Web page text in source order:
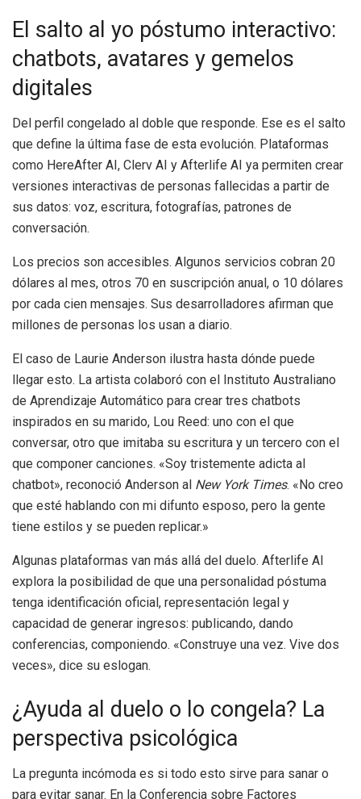
El salto al yo póstumo interactivo:
chatbots, avatares y gemelos
digitales
Del perfil congelado al doble que responde. Ese es el salto
que define la última fase de esta evolución. Plataformas
como HereAfter AI, Clerv AI y Afterlife AI ya permiten crear
versiones interactivas de personas fallecidas a partir de
sus datos: voz, escritura, fotografías, patrones de
conversación.
Los precios son accesibles. Algunos servicios cobran 20
dólares al mes, otros 70 en suscripción anual, o 10 dólares
por cada cien mensajes. Sus desarrolladores afirman que
millones de personas los usan a diario.
El caso de Laurie Anderson ilustra hasta dónde puede
llegar esto. La artista colaboró con el Instituto Australiano
de Aprendizaje Automático para crear tres chatbots
inspirados en su marido, Lou Reed: uno con el que
conversar, otro que imitaba su escritura y un tercero con el
que componer canciones. «Soy tristemente adicta al
chatbot», reconoció Anderson al New York Times. «No creo
que esté hablando con mi difunto esposo, pero la gente
tiene estilos y se pueden replicar.»
Algunas plataformas van más allá del duelo. Afterlife AI
explora la posibilidad de que una personalidad póstuma
tenga identificación oficial, representación legal y
capacidad de generar ingresos: publicando, dando
conferencias, componiendo. «Construye una vez. Vive dos
veces», dice su eslogan.
¿Ayuda al duelo o lo congela? La
perspectiva psicológica
La pregunta incómoda es si todo esto sirve para sanar o
para evitar sanar. En la Conferencia sobre Factores